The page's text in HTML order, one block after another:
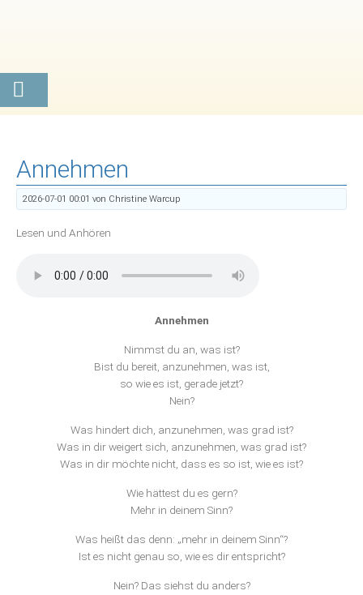
Annehmen
2026-07-01 00:01 von Christine Warcup
Lesen und Anhören
Annehmen
Nimmst du an, was ist?
Bist du bereit, anzunehmen, was ist,
so wie es ist, gerade jetzt?
Nein?
Was hindert dich, anzunehmen, was grad ist?
Was in dir weigert sich, anzunehmen, was grad ist?
Was in dir möchte nicht, dass es so ist, wie es ist?
Wie hättest du es gern?
Mehr in deinem Sinn?
Was heißt das denn: „mehr in deinem Sinn“?
Ist es nicht genau so, wie es dir entspricht?
Nein? Das siehst du anders?